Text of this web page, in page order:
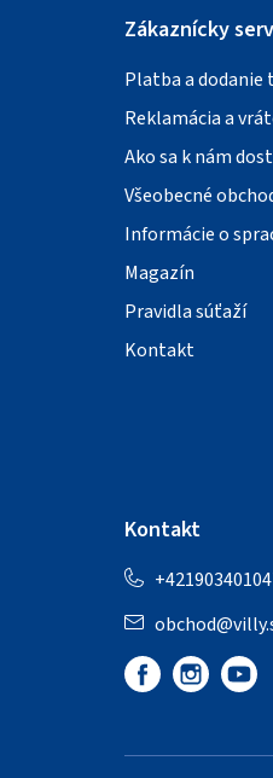
Zákaznícky
Platba a dodanie
Reklamácia a
Ako sa k nám
Všeobecné
Informácie o
Magazín
Pravidla súťaží
Kontakt
Kontakt
obchod@